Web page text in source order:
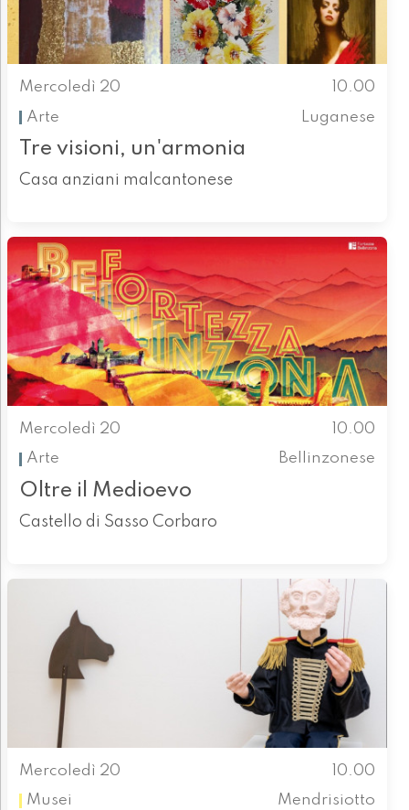
Mercoledì 20
10.00
Arte
Luganese
Tre visioni, un'armonia
Casa anziani malcantonese
Mercoledì 20
10.00
Arte
Bellinzonese
Oltre il Medioevo
Castello di Sasso Corbaro
Mercoledì 20
10.00
Musei
Mendrisiotto